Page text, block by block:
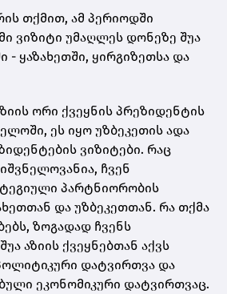
თქმით, ამ პერიოდში
ვიზიტი უმაღლეს დონეზე შუა
- ყაზახეთში, ყირგიზეთსა და
ორი ქვეყნის პრეზიდენტის
ეს იყო უზბეკეთის ადა
ვიზიტები. რაც
ჩვენ
პარტნიორობის
და უზბეკეთთან. რა თქმა
ზოგადად ჩვენს
აზიის ქვეყნებთან აქვს
დატვირთვა და
ეკონომიკური დატვირთვაც.